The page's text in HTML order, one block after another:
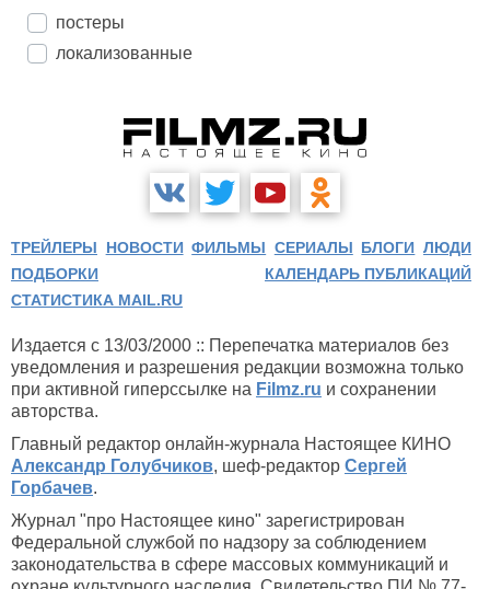
постеры
локализованные
ТРЕЙЛЕРЫ НОВОСТИ ФИЛЬМЫ СЕРИАЛЫ БЛОГИ ЛЮДИ
ПОДБОРКИ
КАЛЕНДАРЬ ПУБЛИКАЦИЙ
СТАТИСТИКА MAIL.RU
Издается с 13/03/2000 :: Перепечатка материалов без
уведомления и разрешения редакции возможна только
при активной гиперссылке на Filmz.ru и сохранении
авторства.
Главный редактор онлайн-журнала Настоящее КИНО
Александр Голубчиков, шеф-редактор Сергей
Горбачев.
Журнал "про Настоящее кино" зарегистрирован
Федеральной службой по надзору за соблюдением
законодательства в сфере массовых коммуникаций и